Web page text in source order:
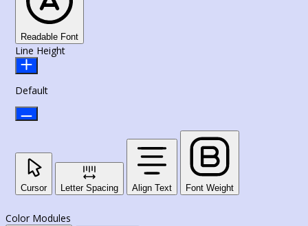
Readable Font
Line Height
Default
Cursor Letter Spacing Align Text Font Weight
Color Modules